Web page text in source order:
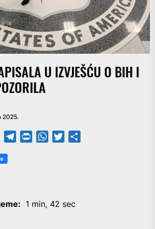
U IZVJEŠĆU O BIH I
2025.
TelegramPrintFriendly
WhatsApp
Twitter
1 min, 42 sec